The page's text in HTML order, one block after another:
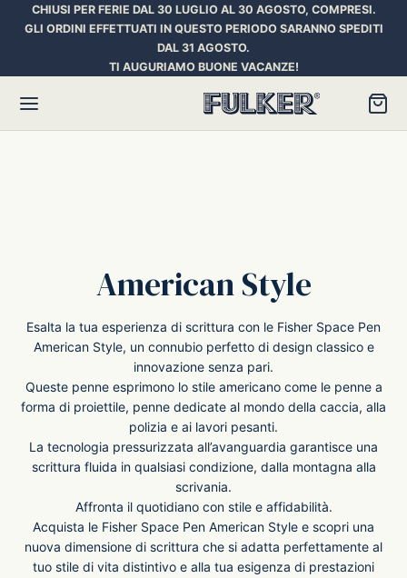
CHIUSI PER FERIE DAL 30 LUGLIO AL 30 AGOSTO, COMPRESI.
GLI ORDINI EFFETTUATI IN QUESTO PERIODO SARANNO SPEDITI
DAL 31 AGOSTO.
TI AUGURIAMO BUONE VACANZE!
American Style
Esalta la tua esperienza di scrittura con le Fisher Space Pen
American Style, un connubio perfetto di design classico e
innovazione senza pari.
Queste penne esprimono lo stile americano come le penne a
forma di proiettile, penne dedicate al mondo della caccia, alla
polizia e ai lavori pesanti.
La tecnologia pressurizzata all’avanguardia garantisce una
scrittura fluida in qualsiasi condizione, dalla montagna alla
scrivania.
Affronta il quotidiano con stile e affidabilità.
Acquista le Fisher Space Pen American Style e scopri una
nuova dimensione di scrittura che si adatta perfettamente al
tuo stile di vita distintivo e alla tua esigenza di prestazioni
Style
Matic
d’Ache
Castell
Penne Stilografiche
Penna a Sfera
Penne Roller